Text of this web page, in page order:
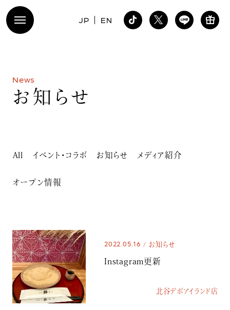
JP EN
News
お 知 ら せ
All イベント・コラボ お知らせ メディア紹介
オープン情報
2022.05.16 お知らせ
Instagram更新
北谷デポアイランド店